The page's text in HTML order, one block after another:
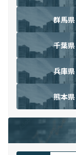
群馬県
千葉県
兵庫県
熊本県